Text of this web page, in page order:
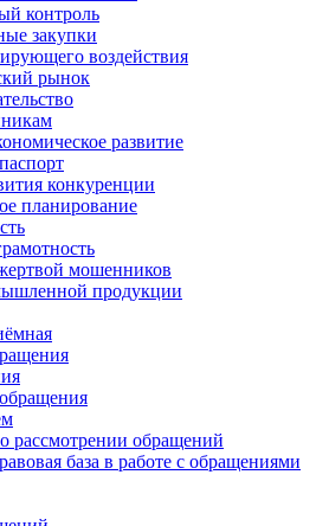
контроль
закупки
воздействия
рынок
развитие
конкуренции
планирование
мошенников
продукции
рассмотрении обращений
база в работе с обращениями